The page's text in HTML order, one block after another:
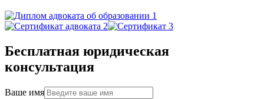
Бесплатная юридическая
консультация
Ваше имя